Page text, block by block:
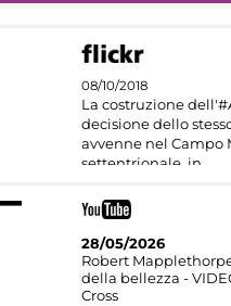
08/10/2018
La costruzione
decisione dello
avvenne nel Campo
settentrionale, in
28/05/2026
Robert
della bellezza -
Cross